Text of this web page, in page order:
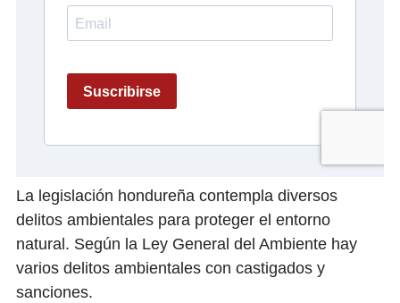
La legislación hondureña contempla diversos
delitos ambientales para proteger el entorno
natural. Según la Ley General del Ambiente hay
varios delitos ambientales con castigados y
sanciones.